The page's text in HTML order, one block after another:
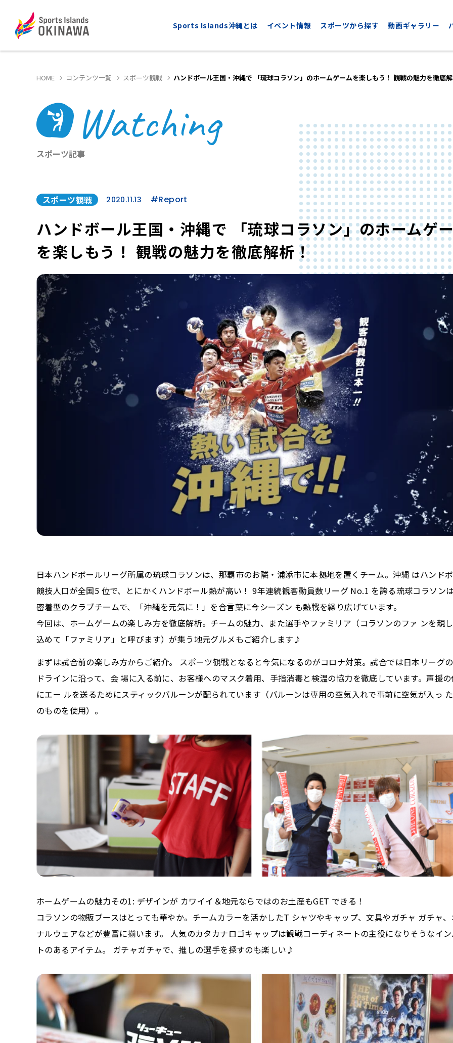
Sports Islands沖縄とは イベント情報 スポーツから探す
ALL
全てのスポーツ
MARATHON
マラソン
CYCLING
サイクリング
GOLF
ゴルフ
動画ギャラリー
HOME コンテンツ一覧 スポーツ観戦 ハンドボール王国・沖縄で 「琉球コラソン」のホームゲームを楽しもう！ 観戦の魅力を徹底
Watching
スポーツ記事
スポーツ観戦 2020.11.13 #Report
ハンドボール王国・沖縄で 「琉球コラソン」のホームゲ
を楽しもう！ 観戦の魅力を徹底解析！
日本ハンドボールリーグ所属の琉球コラソンは、那覇市のお隣・浦添市に本拠地を置くチーム。沖縄 はハンド
競技人口が全国5 位で、とにかくハンドボール熱が高い！ 9年連続観客動員数リーグ No.1 を誇る琉球コラソン
密着型のクラブチームで、「沖縄を元気に！」を合言葉に今シーズン も熱戦を繰り広げています。
今回は、ホームゲームの楽しみ方を徹底解析。チームの魅力、また選手やファミリア（コラソンのファ ンを親
込めて「ファミリア」と呼びます）が集う地元グルメもご紹介します♪
まずは試合前の楽しみ方からご紹介。 スポーツ観戦となると今気になるのがコロナ対策。試合では日本リーグ
ドラインに沿って、会 場に入る前に、お客様へのマスク着用、手指消毒と検温の協力を徹底しています。声援
にエー ルを送るためにスティックバルーンが配られています（バルーンは専用の空気入れで事前に空気が入っ
のものを使用）。
ホームゲームの魅力その1: デザインが カワイイ＆地元ならではのお土産もGET できる！
コラソンの物販ブースはとっても華やか。チームカラーを活かしたT シャツやキャップ、文具やガチャ ガチャ
ナルウェアなどが豊富に揃います。 人気のカタカナロゴキャップは観戦コーディネートの主役になりそうなイ
トのあるアイテム。 ガチャガチャで、推しの選手を探すのも楽しい♪